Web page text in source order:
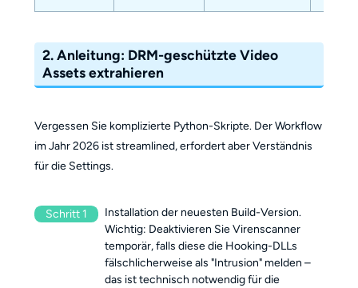
2. Anleitung: DRM-geschützte Video
Assets extrahieren
Vergessen Sie komplizierte Python-Skripte. Der Workflow
im Jahr 2026 ist streamlined, erfordert aber Verständnis
für die Settings.
Schritt 1
Installation der neuesten Build-Version.
Wichtig: Deaktivieren Sie Virenscanner
temporär, falls diese die Hooking-DLLs
fälschlicherweise als "Intrusion" melden –
das ist technisch notwendig für die